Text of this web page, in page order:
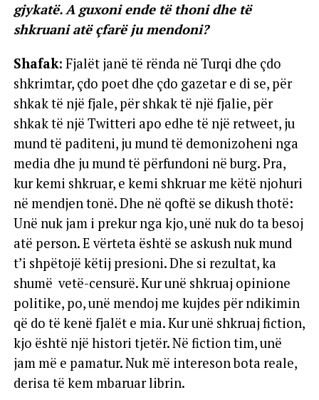
gjykatë. A guxoni ende të thoni dhe të
shkruani atë çfarë ju mendoni?
Shafak: Fjalët janë të rënda në Turqi dhe çdo
shkrimtar, çdo poet dhe çdo gazetar e di se, për
shkak të një fjale, për shkak të një fjalie, për
shkak të një Twitteri apo edhe të një retweet, ju
mund të paditeni, ju mund të demonizoheni nga
media dhe ju mund të përfundoni në burg. Pra,
kur kemi shkruar, e kemi shkruar me këtë njohuri
në mendjen tonë. Dhe në qoftë se dikush thotë:
Unë nuk jam i prekur nga kjo, unë nuk do ta besoj
atë person. E vërteta është se askush nuk mund
t’i shpëtojë këtij presioni. Dhe si rezultat, ka
shumë vetë-censurë. Kur unë shkruaj opinione
politike, po, unë mendoj me kujdes për ndikimin
që do të kenë fjalët e mia. Kur unë shkruaj fiction,
kjo është një histori tjetër. Në fiction tim, unë
jam më e pamatur. Nuk më intereson bota reale,
derisa të kem mbaruar librin.